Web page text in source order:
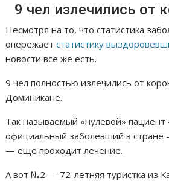
9 чел излечились от
Несмотря на то, что статистика
опережаетстатистику
новости все же есть.
9 чел полностью излечились от
Доминикане.
Так называемый «нулевой»
официальный заболевший в стране
— еще проходит лечение.
А вот №2 — 72-летняя туристка из